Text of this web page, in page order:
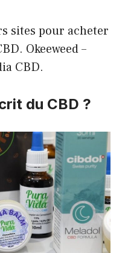
sites pour acheter
Okeeweed –
CBD.
du CBD ?